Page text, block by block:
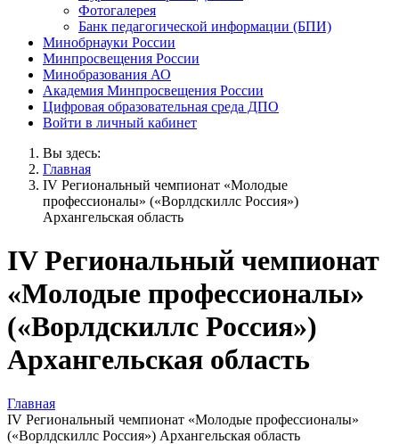
Фотогалерея
Банк педагогической информации (БПИ)
Минобрнауки России
Минпросвещения России
Минобразования АО
Академия Минпросвещения России
Цифровая образовательная среда ДПО
Войти в личный кабинет
Вы здесь:
Главная
IV Региональный чемпионат «Молодые
профессионалы» («Ворлдскиллс Россия»)
Архангельская область
IV Региональный чемпионат
«Молодые профессионалы»
(«Ворлдскиллс Россия»)
Архангельская область
Главная
IV Региональный чемпионат «Молодые профессионалы»
(«Ворлдскиллс Россия») Архангельская область